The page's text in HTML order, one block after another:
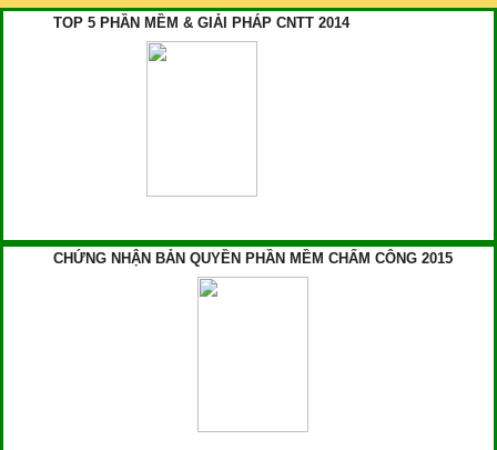
TOP 5 PHẦN MỀM & GIẢI PHÁP CNTT 2014
CHỨNG NHẬN BẢN QUYỀN PHẦN MỀM CHẤM CÔNG 2015